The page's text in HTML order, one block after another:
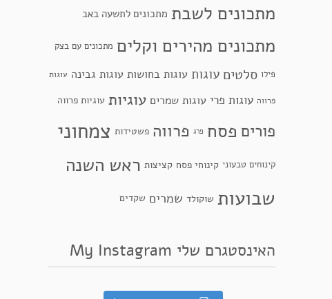
מתכונים לשבת מתכונים לתשעה באב
מתכונים מהירים וקלים מתכונים עם בצק
פילו סלטים עוגות עוגות בחושות עוגות גבינה עוגות
פרווה עוגות פרי עוגות שמרים עוגיות עוגיות פרווה
פורים פסח פרג פרווה פשטידות צמחוני
קינוחים טבעוני קינוחי פסח קציצות ראש השנה
שבועות שוקולד שמרים שקדים
האינסטגרם שלי My Instagram